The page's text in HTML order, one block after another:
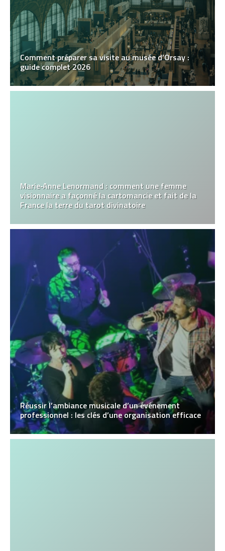
Comment préparer sa visite au musée d’Orsay :
guide complet 2026
Marie‑Anne Lenormand : comment une femme
visionnaire a façonné la cartomancie et fait de la
France la terre du tarot divinatoire
Réussir l’ambiance musicale d’un événement
professionnel : les clés d’une organisation efficace